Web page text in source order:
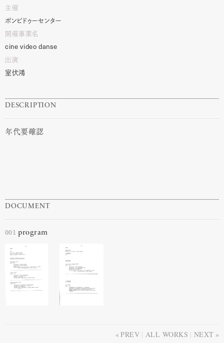
主催
ポンピドゥーセンター
開催事業名
cine video danse
出演
室伏鴻
DESCRIPTION
年代要確認
DOCUMENT
001 program
PREV ALL WORKS NEXT